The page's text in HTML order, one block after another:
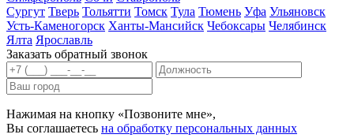
Сургут Тверь Тольятти Томск Тула Тюмень Уфа Ульяновск
Усть-Каменогорск Ханты-Мансийск Чебоксары Челябинск
Ялта Ярославль
Заказать обратный звонок
Нажимая на кнопку «Позвоните мне»,
Вы соглашаетесь на обработку персональных данных